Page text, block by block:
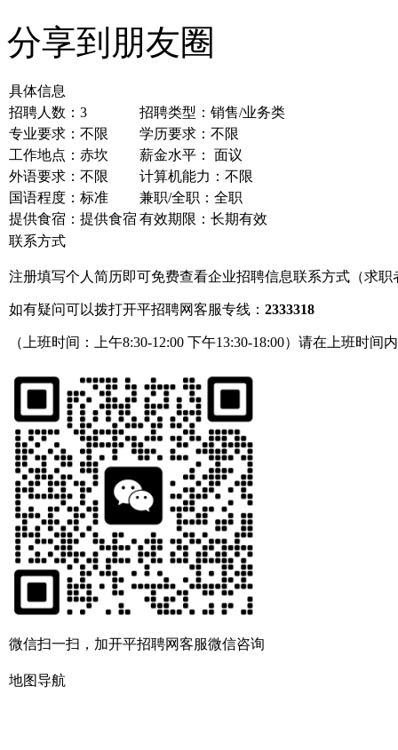
分享到朋友圈
具体信息
招聘人数：3
招聘类型：销售/业务类
专业要求：不限
学历要求：不限
工作地点：赤坎
薪金水平： 面议
外语要求：不限
计算机能力：不限
国语程度：标准
兼职/全职：全职
提供食宿：提供食宿 有效期限：长期有效
联系方式
注册填写个人简历即可免费查看企业招聘信息联系方式（求
如有疑问可以拨打开平招聘网客服专线： 2333318
（上班时间：上午8:30-12:00 下午13:30-18:00）请在上班时间
微信扫一扫，加开平招聘网客服微信咨询
地图导航